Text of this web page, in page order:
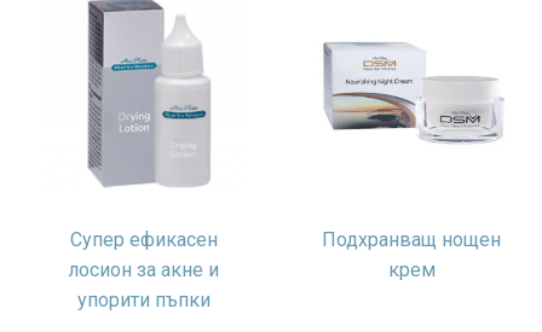
Супер ефикасен
лосион за акне и
упорити пъпки
Подхранващ нощен
крем